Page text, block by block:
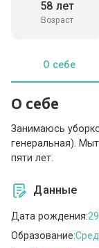
Возраст
58 лет
О себе
О себе
Занимаюсь
генеральная).
пяти лет.
Данные
Дата рождения:
Образование: